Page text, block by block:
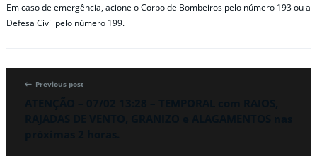
Em caso de emergência, acione o Corpo de Bombeiros pelo número 193 ou a
Defesa Civil pelo número 199.
Previous post